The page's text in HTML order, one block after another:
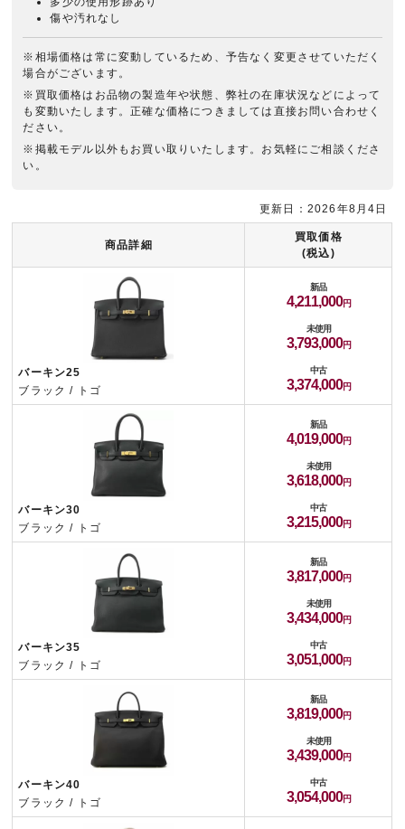
傷や汚れなし
※相場価格は常に変動しているため、予告なく変更させていただく
場合がございます。
※買取価格はお品物の製造年や状態、弊社の在庫状況などによって
も変動いたします。正確な価格につきましては直接お問い合わせく
ださい。
※掲載モデル以外もお買い取りいたします。お気軽にご相談くださ
い。
商品詳細
買取価格
(税込)
バーキン25
ブラック / トゴ
新品
4,211,000
未使用
3,793,000
中古
3,374,000
バーキン30
ブラック / トゴ
新品
4,019,000
未使用
3,618,000
中古
3,215,000
バーキン35
ブラック / トゴ
新品
3,817,000
未使用
3,434,000
中古
3,051,000
バーキン40
ブラック / トゴ
新品
3,819,000
未使用
3,439,000
中古
3,054,000
更新日：2026年8月4日